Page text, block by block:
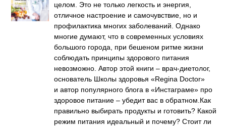
целом. Это не только легкость и энергия,
отличное настроение и самочувствие, но и
профилактика многих заболеваний. Однако
многие думают, что в современных условиях
большого города, при бешеном ритме жизни
соблюдать принципы здорового питания
невозможно. Автор этой книги – врач-диетолог,
основатель Школы здоровья «Regina Doctor»
и автор популярного блога в «Инстаграме» про
здоровое питание – убедит вас в обратном.Как
правильно выбирать продукты и готовить? Какой
режим питания идеальный и почему? Стоит ли